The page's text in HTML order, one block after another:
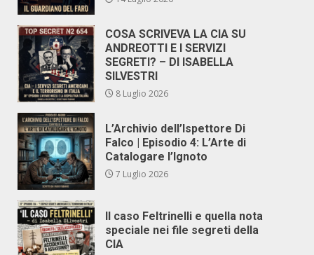
COSA SCRIVEVA LA CIA SU
ANDREOTTI E I SERVIZI
SEGRETI? – DI ISABELLA
SILVESTRI
8 Luglio 2026
L’Archivio dell’Ispettore Di
Falco | Episodio 4: L’Arte di
Catalogare l’Ignoto
7 Luglio 2026
Il caso Feltrinelli e quella nota
speciale nei file segreti della
CIA